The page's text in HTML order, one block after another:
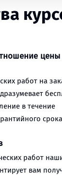
цены
работ на
в течение
работ
вам